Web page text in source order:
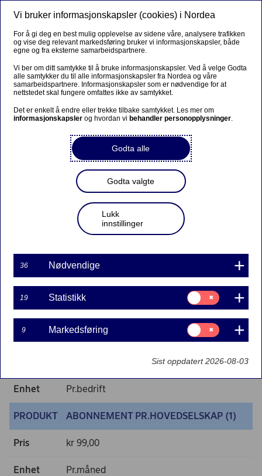
Bedrift
Kanaler
Nordea Business
Nordea Business
NORDEA BUSINESS
PRODUKT
ETABLERING AV NYTT
HOVEDSELSKAP (DEL A I
AVTALEVERKET), KONTI, TJENESTER.
PRIS PR SELSKAP (2)
Enhet Pr.bedrift
PRODUKT ABONNEMENT PR.HOVEDSELSKAP (1)
Pris kr 99,00
Enhet Pr.måned
Vi bruker informasjonskapsler (cookies) i Nordea
For å gi deg en best mulig opplevelse av sidene våre, analysere trafikken
og vise deg relevant markedsføring bruker vi informasjonskapsler, både
egne og fra eksterne samarbeidspartnere.
Vi ber om ditt samtykke til å bruke informasjonskapsler. Ved å velge Godta
alle samtykker du til alle informasjonskapsler fra Nordea og våre
samarbeidspartnere. Informasjonskapsler som er nødvendige for at
nettstedet skal fungere omfattes ikke av samtykket.
Det er enkelt å endre eller trekke tilbake samtykket. Les mer om
informasjonskapsler og hvordan vi behandler personopplysninger.
Godta alle
Godta valgte
Lukk
innstillinger
36 Nødvendige
19 Statistikk
Samtykke
til:
Statistikk
9 Markedsføring
Samtykke
til:
Markedsføring
Sist oppdatert 2026-08-03